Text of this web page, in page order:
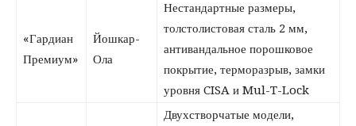
«Гардиан
Премиум»
Йошкар-
Ола
Нестандартные размеры,
толстолистовая сталь 2 мм,
антивандальное порошковое
покрытие, терморазрыв, замки
уровня CISA и Mul-T-Lock
Двухстворчатые модели,